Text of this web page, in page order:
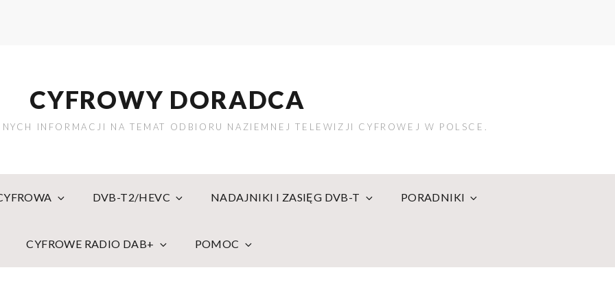
CYFROWY DORADCA
INFORMACJI NA TEMAT ODBIORU NAZIEMNEJ TELEWIZJI CYFROWEJ W POLSCE.
DVB-T2/HEVC NADAJNIKI I ZASIĘG DVB-T PORADNIKI
CYFROWE RADIO DAB+ POMOC